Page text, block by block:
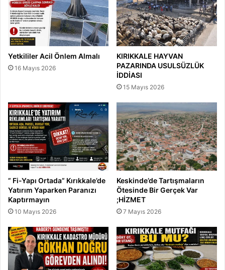
Yetkililer Acil Önlem Almalı
16 Mayıs 2026
KIRIKKALE HAYVAN
PAZARINDA USULSÜZLÜK
İDDİASI
15 Mayıs 2026
” Fi-Yapı Ortada” Kırıkkale’de
Yatırım Yaparken Paranızı
Kaptırmayın
10 Mayıs 2026
Keskinde’de Tartışmaların
Ötesinde Bir Gerçek Var
;HİZMET
7 Mayıs 2026